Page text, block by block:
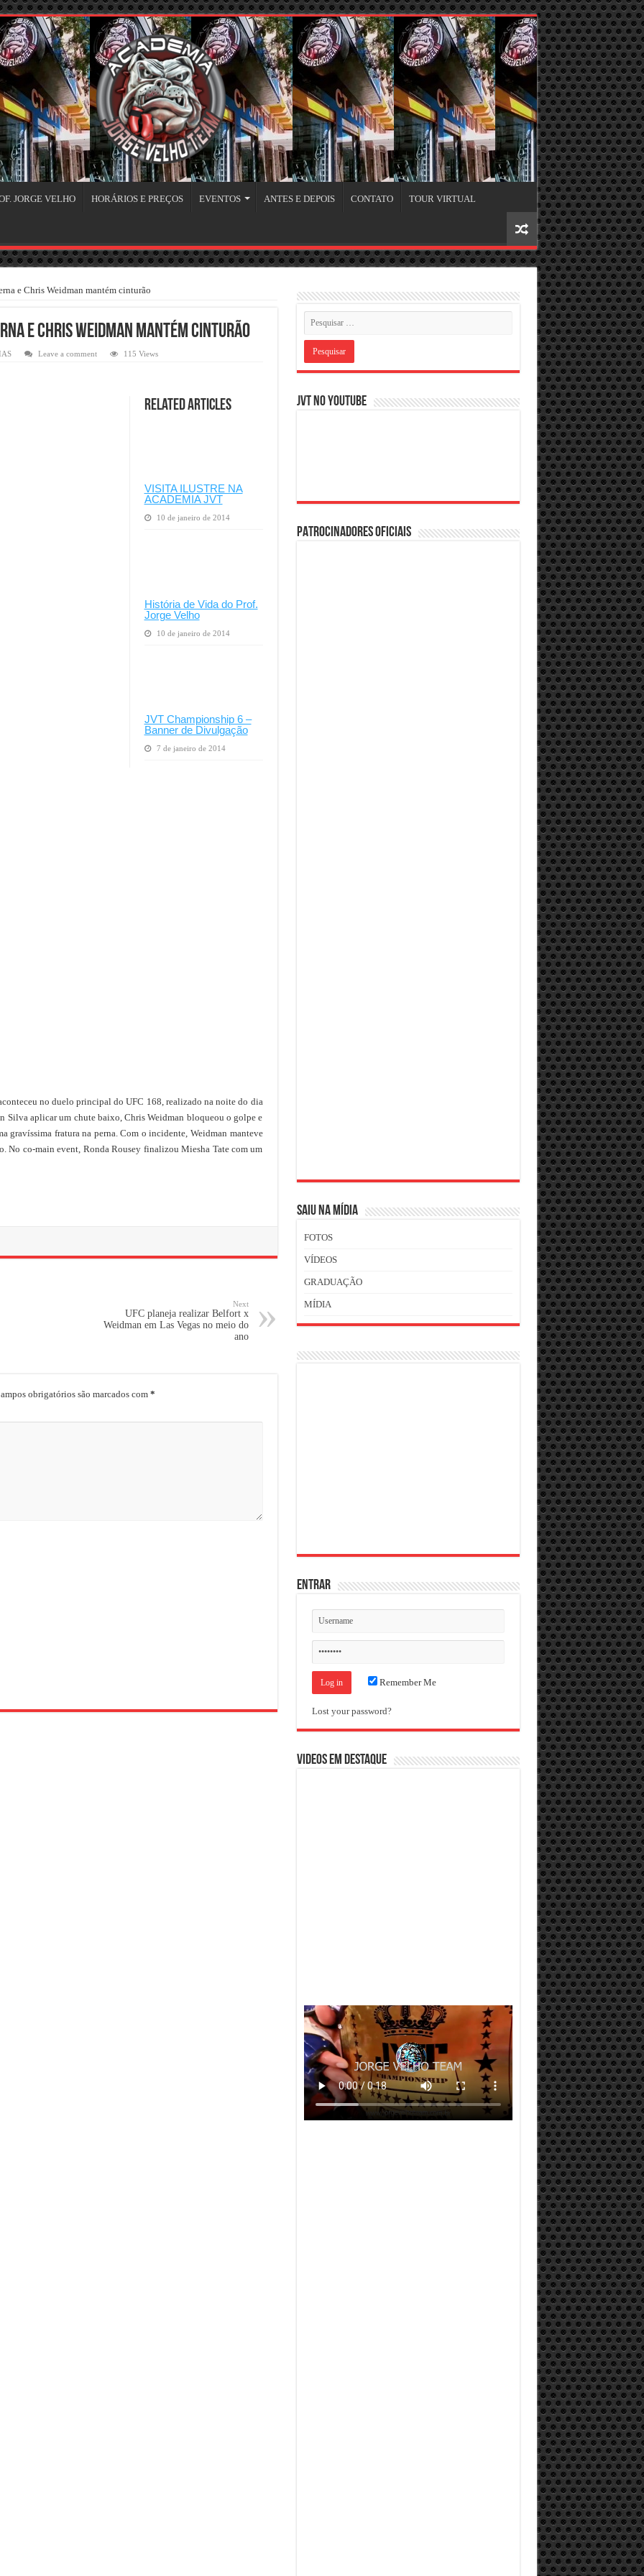
JORGE VELHO HORÁRIOS E PREÇOS EVENTOS ANTES E DEPOIS CONTATO TOUR VIRTUAL
e Chris Weidman mantém cinturão
e Chris Weidman mantém cinturão
Leave a comment 115 Views
Related Articles
VISITA ILUSTRE NA
ACADEMIA JVT
10 de janeiro de 2014
História de Vida do Prof.
Jorge Velho
10 de janeiro de 2014
JVT Championship 6 –
Banner de Divulgação
7 de janeiro de 2014
no duelo principal do UFC 168, realizado na noite do dia
Silva aplicar um chute baixo, Chris Weidman bloqueou o golpe e
gravíssima fratura na perna. Com o incidente, Weidman manteve
No co-main event, Ronda Rousey finalizou Miesha Tate com um
Next
UFC planeja realizar Belfort x
Weidman em Las Vegas no meio do
ano
obrigatórios são marcados com *
JVT NO YOUTUBE
PATROCINADORES OFICIAIS
SAIU NA MÍDIA
FOTOS
VÍDEOS
GRADUAÇÃO
MÍDIA
ENTRAR
Remember Me
Lost your password?
VIDEOS EM DESTAQUE